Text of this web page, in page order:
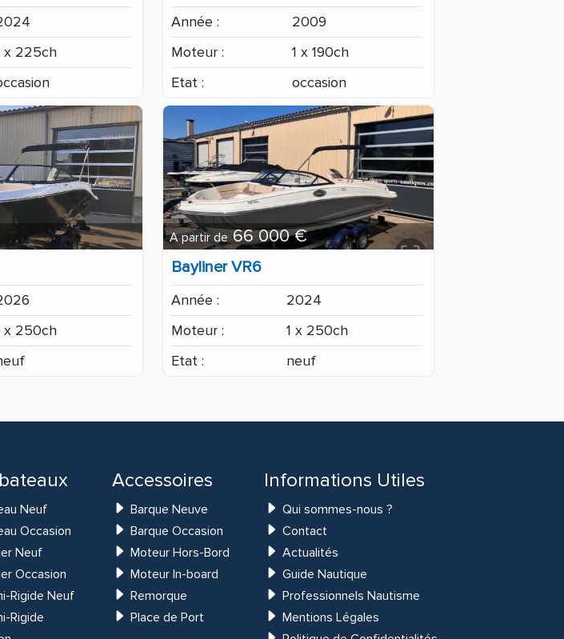
x 225ch
Année :
2009
Moteur :
1 x 190ch
Etat :
occasion
x 250ch
Bayliner VR6
Année :
2024
Moteur :
1 x 250ch
Etat :
neuf
A partir de66 000 €
Neuf
Occasion
Neuf
Occasion
Rigide Neuf
Rigide
Accessoires
Barque Neuve
Barque Occasion
Moteur Hors-Bord
Moteur In-board
Remorque
Place de Port
Informations Utiles
Qui sommes-nous ?
Contact
Actualités
Guide Nautique
Professionnels Nautisme
Mentions Légales